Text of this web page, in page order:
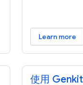
Learn more
使用